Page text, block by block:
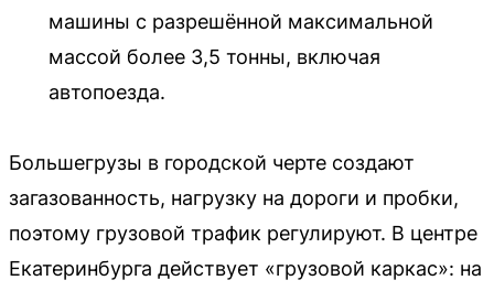
машины с разрешённой максимальной
массой более 3,5 тонны, включая
автопоезда.
Большегрузы в городской черте создают
загазованность, нагрузку на дороги и пробки,
поэтому грузовой трафик регулируют. В центре
Екатеринбурга действует «грузовой каркас»: на